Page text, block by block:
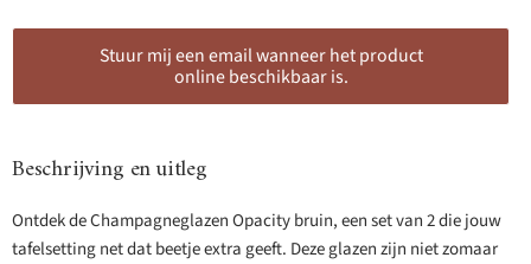
Stuur mij een email wanneer het product
online beschikbaar is.
Beschrijving en uitleg
Ontdek de Champagneglazen Opacity bruin, een set van 2 die jouw
tafelsetting net dat beetje extra geeft. Deze glazen zijn niet zomaar